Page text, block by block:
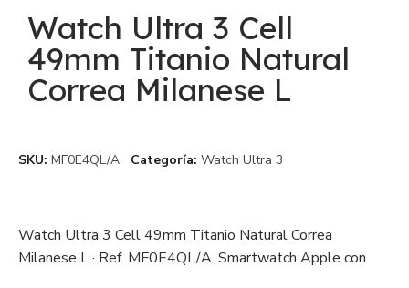
Watch Ultra 3 Cell
49mm Titanio Natural
Correa Milanese L
SKU MF0E4QL/A Categoría Watch Ultra 3
Watch Ultra 3 Cell 49mm Titanio Natural Correa
Milanese L · Ref. MF0E4QL/A. Smartwatch Apple con